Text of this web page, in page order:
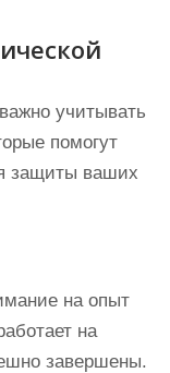
учитывать
помогут
защиты ваших
на опыт
на
завершены.